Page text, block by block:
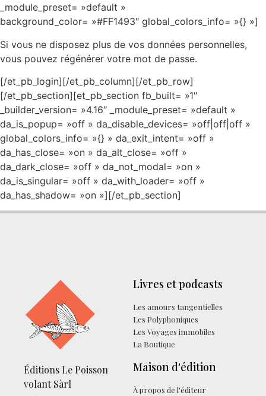
_module_preset= »default »
background_color= »#FF1493″ global_colors_info= »{} »]
Si vous ne disposez plus de vos données personnelles,
vous pouvez régénérer votre mot de passe.
[/et_pb_login][/et_pb_column][/et_pb_row]
[/et_pb_section][et_pb_section fb_built= »1″
_builder_version= »4.16″ _module_preset= »default »
da_is_popup= »off » da_disable_devices= »off|off|off »
global_colors_info= »{} » da_exit_intent= »off »
da_has_close= »on » da_alt_close= »off »
da_dark_close= »off » da_not_modal= »on »
da_is_singular= »off » da_with_loader= »off »
da_has_shadow= »on »][/et_pb_section]
Éditions Le Poisson
volant Sàrl
Livres et podcasts
Les amours tangentielles
Les Polyphoniques
Les Voyages immobiles
La Boutique
Maison d'édition
À propos de l'éditeur